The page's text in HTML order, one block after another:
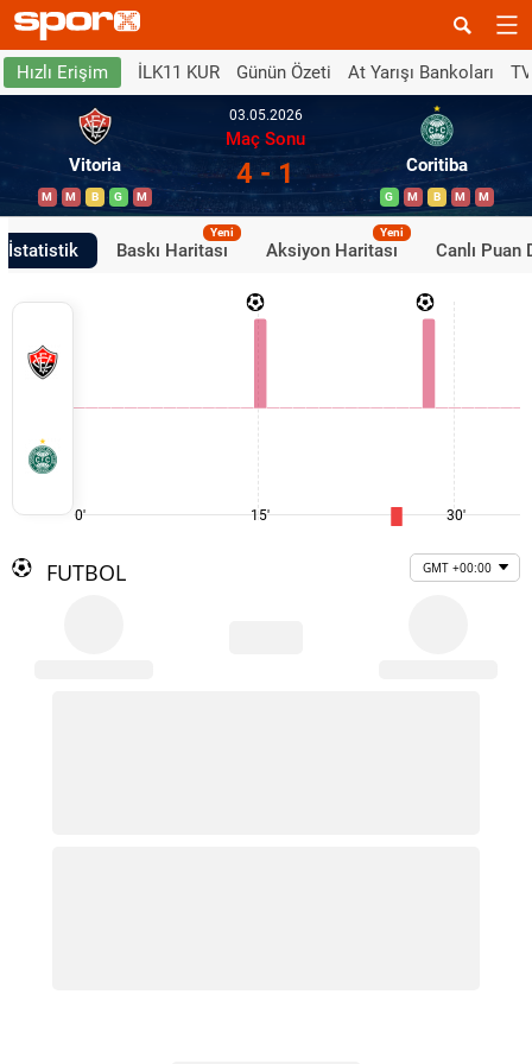
Hızlı Erişim İLK11 KUR Günün Özeti At Yarışı Bankoları
Vitoria
M M B G M
03.05.2026
Maç Sonu
4 - 1 Coritiba
G M B M M
İstatistik Baskı Haritası
Yeni
Aksiyon Haritası
Yeni
Canlı Puan
0' 15' 30'
FUTBOL GMT +00:00